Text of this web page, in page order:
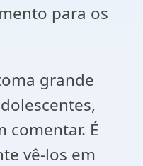
para os
grande
comentar. É
vê-los em